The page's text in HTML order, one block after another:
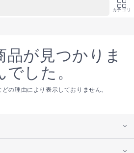
カテゴリ
品が見つかりま
でした。
の理由により表示しておりません。